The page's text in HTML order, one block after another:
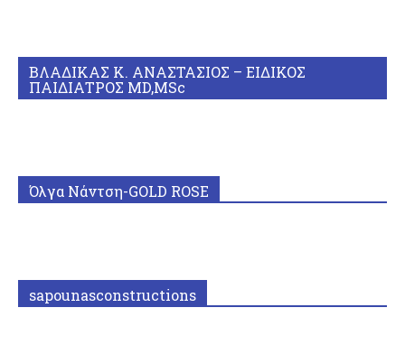
ΒΛΑΔΙΚΑΣ Κ. ΑΝΑΣΤΑΣΙΟΣ – ΕΙΔΙΚΟΣ
ΠΑΙΔΙΑΤΡΟΣ MD,MSc
Όλγα Νάντση-GOLD ROSE
sapounasconstructions